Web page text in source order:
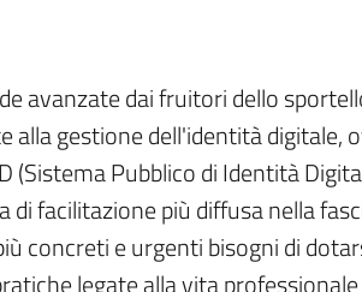
avanzate dai fruitori dello
alla gestione dell'identità digitale,
(Sistema Pubblico di Identità
facilitazione più diffusa nella
concreti e urgenti bisogni di
legate alla vita professionale